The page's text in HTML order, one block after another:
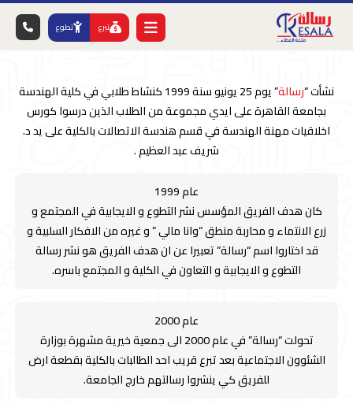
تبرع تطوع
نشأت “رسالة
” يوم 25 يونيو سنة 1999 كنشاط طلابي في كلية الهندسة
بجامعة القاهرة على ايدي مجموعة من الطلاب الذين درسوا كورس
اخلاقيات مهنة الهندسة في قسم هندسة الاتصالات بالكلية على يد د.
شريف عبد العظيم .
عام 1999
كان هدف الفريق المؤسس نشر التطوع و الايجابية في المجتمع و
زرع الانتماء و محاربة منطق “وانا مالي ” و غيره من الافكار السلبية و
قد اختاروا اسم “رسالة” تعبيرا عن ان هدف الفريق هو نشر رسالة
التطوع و الايجابية و التعاون في الكلية و المجتمع باسره.
عام 2000
تحولت “رسالة” في عام 2000 الى جمعية خيرية مشهرة بوزارة
الشئوون الاجتماعية بعد تبرع قريب احد الطالبات بالكلية بقطعة ارض
للفريق كي ينشروا رسالتهم خارج الجامعة.